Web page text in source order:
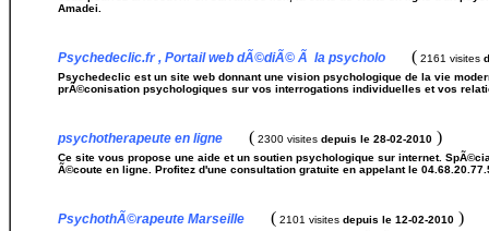
Amadei.
Psychedeclic.fr , Portail web dÃ©diÃ© Ã la psycholo ( 2161 visites
Psychedeclic est un site web donnant une vision psychologique de la vie
prÃ©conisation psychologiques sur vos interrogations individuelles et vos
psychotherapeute en ligne ( 2300 visites depuis le 28-02-2010 )
Ce site vous propose une aide et un soutien psychologique sur internet.
Ã©coute en ligne. Profitez d'une consultation gratuite en appelant le
PsychothÃ©rapeute Marseille ( 2101 visites depuis le 12-02-2010 )